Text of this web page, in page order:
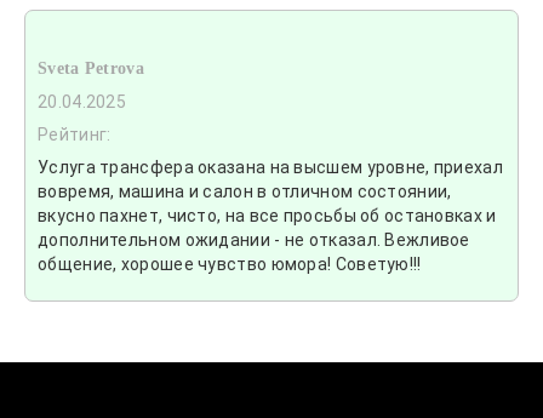
Sveta Petrova
20.04.2025
Рейтинг:
Услуга трансфера оказана на высшем уровне, приехал
вовремя, машина и салон в отличном состоянии,
вкусно пахнет, чисто, на все просьбы об остановках и
дополнительном ожидании - не отказал. Вежливое
общение, хорошее чувство юмора! Советую!!!